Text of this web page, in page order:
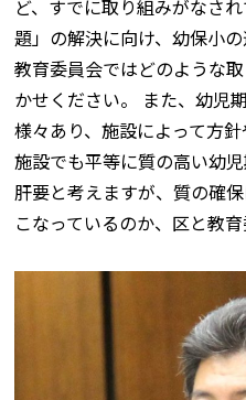
ど、すでに取り組みがなさ
題」の解決に向け、幼保小
教育委員会ではどのような
かせください。 また、幼児
様々あり、施設によって方
施設でも平等に質の高い幼
肝要と考えますが、質の確
こなっているのか、区と教